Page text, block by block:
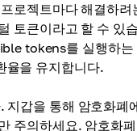
로젝트마다 해결하
토큰이라고 할 수 있
tokens를 실행하는
율을 유지합니다.
갑을 통해 암호화
주의하세요. 암호화